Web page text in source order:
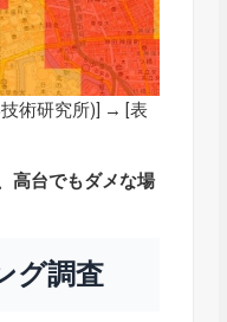
術研究所)] → [表
高台でもダメな場
グ調査